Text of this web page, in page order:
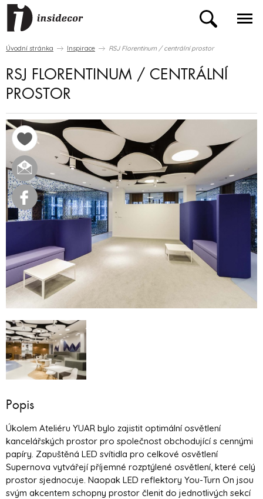
Úvodní stránka Inspirace RSJ Florentinum / centrální prostor
RSJ FLORENTINUM / CENTRÁLNÍ
PROSTOR
Popis
Úkolem Ateliéru YUAR bylo zajistit optimální osvětlení
kancelářských prostor pro společnost obchodující s cennými
papíry. Zapuštěná LED svítidla pro celkové osvětlení
Supernova vytvářejí příjemné rozptýlené osvětlení, které celý
prostor sjednocuje. Naopak LED reflektory You-Turn On jsou
svým akcentem schopny prostor členit do jednotlivých sekcí